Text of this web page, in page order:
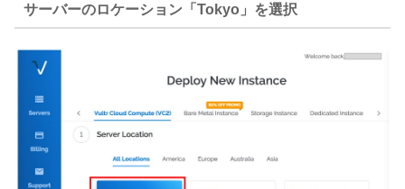
サーバーのロケーション「Tokyo」を選択